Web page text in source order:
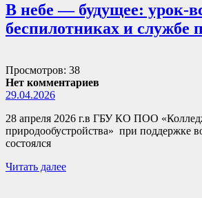
В небе — будущее: урок-
беспилотниках и службе
Просмотров: 38
Нет комментариев
29.04.2026
28 апреля 2026 г.в ГБУ КО ПОО
природообустройства» при поддержке
состоялся
Читать далее